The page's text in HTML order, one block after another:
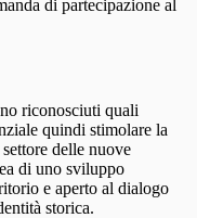
di partecipazione al
riconosciuti quali
quindi stimolare la
delle nuove
di uno sviluppo
e aperto al dialogo
storica.